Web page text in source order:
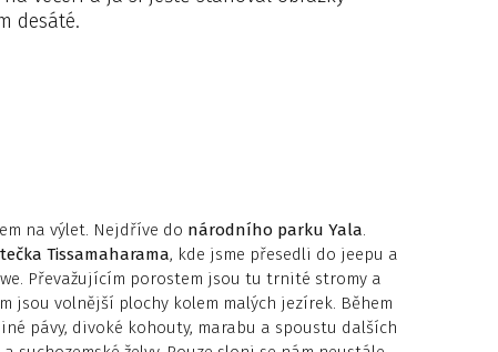
desáté.
na výlet. Nejdříve do národního parku Yala.
Tissamaharama, kde jsme přesedli do jeepu a
Převažujícím porostem jsou tu trnité stromy a
jsou volnější plochy kolem malých jezírek. Během
pávy, divoké kohouty, marabu a spoustu dalších